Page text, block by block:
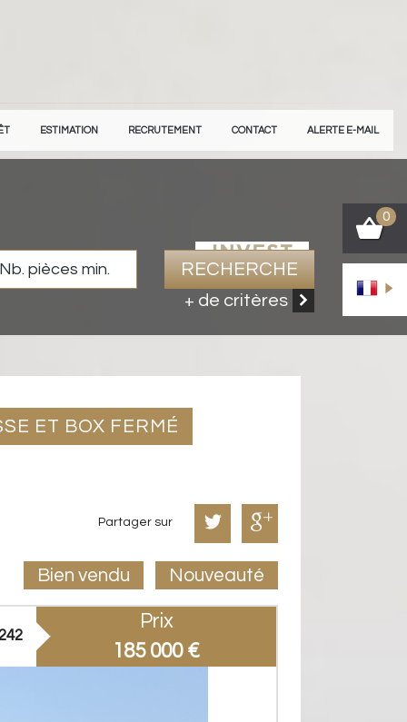
ESTIMATION RECRUTEMENT CONTACT ALERTE E-MAIL
0
RECHERCHE
+ de critères
ET BOX FERMÉ
Partager sur
Bien vendu Nouveauté
Prix
185 000 €